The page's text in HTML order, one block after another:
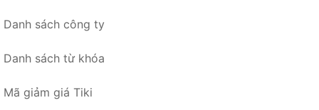
Danh sách công ty
Danh sách từ khóa
Mã giảm giá Tiki